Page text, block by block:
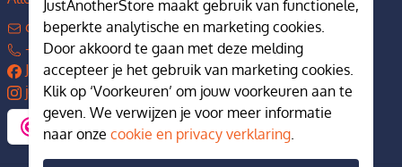
contact@justanotherstore.nl
+31 73 644 7405
JustAnotherStore
justanotherstore.nl
JustAnotherStore maakt gebruik van functionele,
beperkte analytische en marketing cookies.
Door akkoord te gaan met deze melding
accepteer je het gebruik van marketing cookies.
Klik op ‘Voorkeuren’ om jouw voorkeuren aan te
geven. We verwijzen je voor meer informatie
naar onze cookie en privacy verklaring.